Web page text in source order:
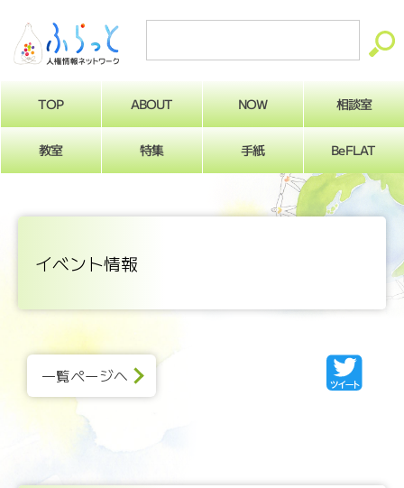
TOP ABOUT NOW 相談室
教室 特集 手紙 BeFLAT
イベント情報
一覧ページへ